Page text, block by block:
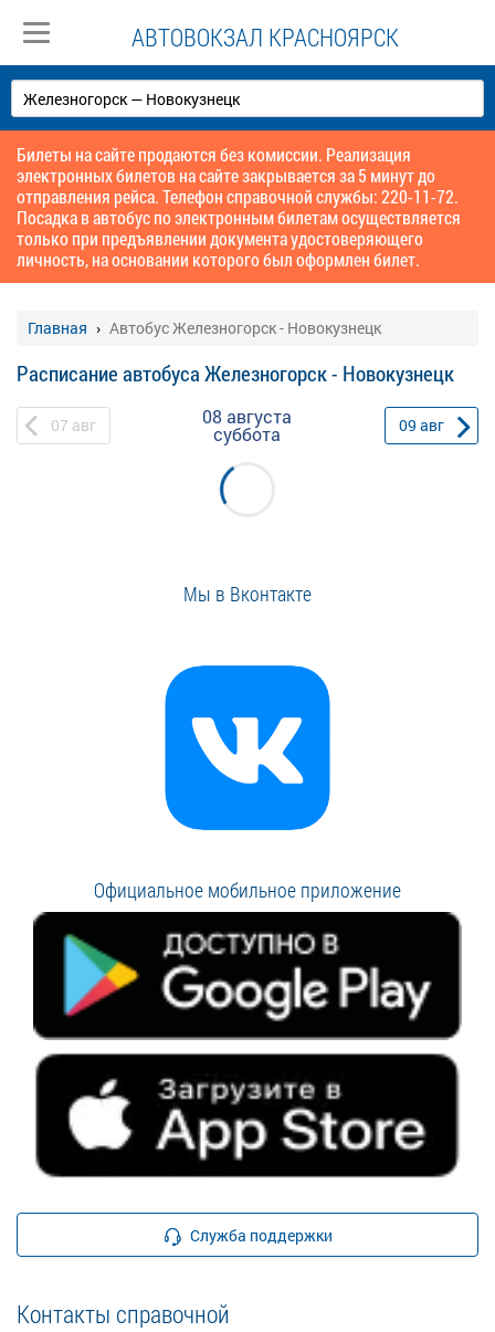
АВТОВОКЗАЛ КРАСНОЯРСК
Билеты на сайте продаются без комиссии. Реализация
электронных билетов на сайте закрывается за 5 минут до
отправления рейса. Телефон справочной службы: 220-11-72.
Посадка в автобус по электронным билетам осуществляется
только при предъявлении документа удостоверяющего
личность, на основании которого был оформлен билет.
Главная Автобус Железногорск - Новокузнецк
Расписание автобуса Железногорск - Новокузнецк
07 авг 08 августа
суббота 09 авг
Мы в Вконтакте
Официальное мобильное приложение
Служба поддержки
Контакты справочной